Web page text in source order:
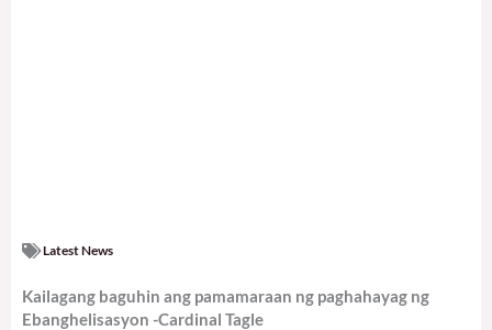
Latest News
Kailagang baguhin ang pamamaraan ng paghahayag ng
Ebanghelisasyon -Cardinal Tagle